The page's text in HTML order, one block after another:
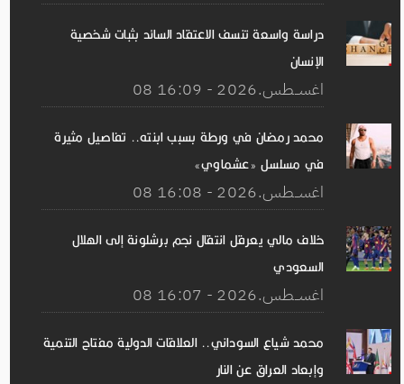
دراسة واسعة تنسف الاعتقاد السائد بثبات شخصية
الإنسان
08 اغســطس.2026 - 16:09
محمد رمضان في ورطة بسبب ابنته.. تفاصيل مثيرة
في مسلسل «عشماوي»
08 اغســطس.2026 - 16:08
خلاف مالي يعرقل انتقال نجم برشلونة إلى الهلال
السعودي
08 اغســطس.2026 - 16:07
محمد شياع السوداني.. العلاقات الدولية مفتاح التنمية
وإبعاد العراق عن النار